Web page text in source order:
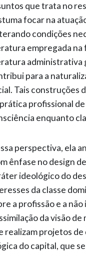
que trata no
focar na
condições
empregada na
administrativa
para a
Tais construções
profissional
enquanto
perspectiva, ela
ênfase no design
ideológico do
da classe
a profissão e a
da visão
realizam projetos
do capital, que